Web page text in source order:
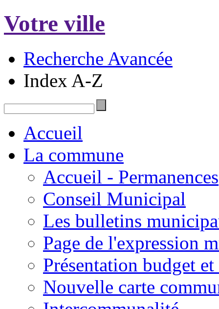
Votre ville
Recherche Avancée
Index A-Z
Accueil
La commune
Accueil - Permanences
Conseil Municipal
Les bulletins
Page de l'expression
Présentation budget
Nouvelle carte